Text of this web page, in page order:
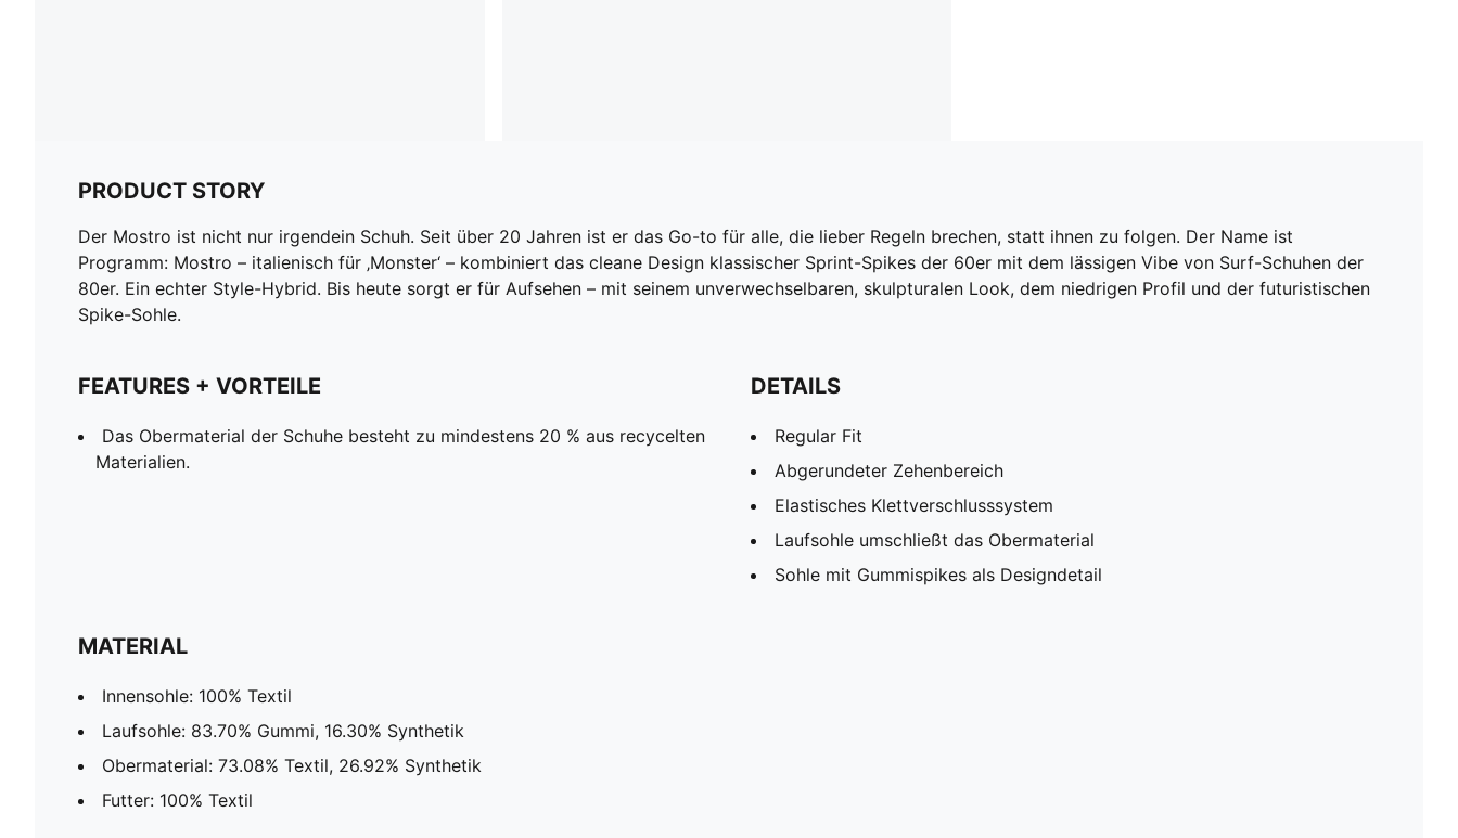
PRODUCT STORY
Der Mostro ist nicht nur irgendein Schuh. Seit über 20 Jahren ist er das Go-to für alle, die lieber Regeln brechen, statt ihnen zu folgen. Der Name ist
Programm: Mostro – italienisch für ‚Monster‘ – kombiniert das cleane Design klassischer Sprint-Spikes der 60er mit dem lässigen Vibe von Surf-Schuhen der
80er. Ein echter Style-Hybrid. Bis heute sorgt er für Aufsehen – mit seinem unverwechselbaren, skulpturalen Look, dem niedrigen Profil und der futuristischen
Spike-Sohle.
FEATURES + VORTEILE
Das Obermaterial der Schuhe besteht zu mindestens 20 % aus recycelten
Materialien.
DETAILS
Regular Fit
Abgerundeter Zehenbereich
Elastisches Klettverschlusssystem
Laufsohle umschließt das Obermaterial
Sohle mit Gummispikes als Designdetail
MATERIAL
Innensohle: 100% Textil
Laufsohle: 83.70% Gummi, 16.30% Synthetik
Obermaterial: 73.08% Textil, 26.92% Synthetik
Futter: 100% Textil